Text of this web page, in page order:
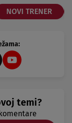
NOVI TRENER
temi?